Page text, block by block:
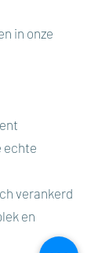
in onze
echte
verankerd
en